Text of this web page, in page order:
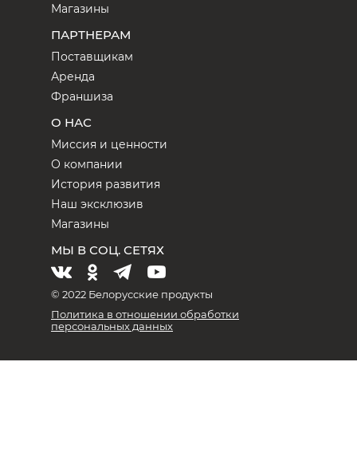
Магазины
ПАРТНЕРАМ
Поставщикам
Аренда
Франшиза
О НАС
Миссия и ценности
О компании
История развития
Наш эксклюзив
Магазины
МЫ В СОЦ. СЕТЯХ
© 2022 Белорусские продукты
Политика в отношении обработки
персональных данных